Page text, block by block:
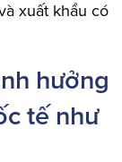
xuất khẩu có
hưởng
tế như